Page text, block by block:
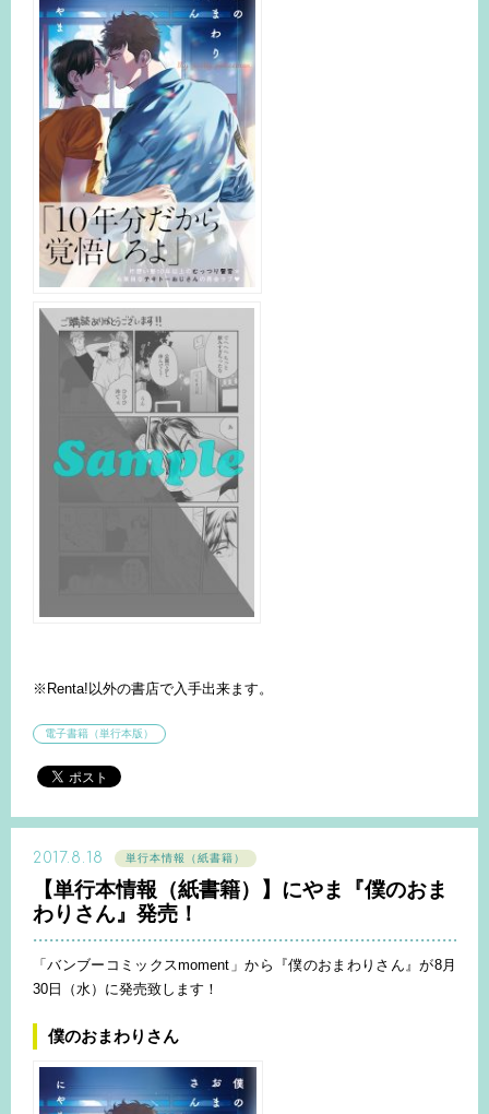
※Renta!以外の書店で入手出来ます。
電子書籍（単行本版）
2017.8.18 単行本情報（紙書籍）
【単行本情報（紙書籍）】にやま『僕のおま
わりさん』発売！
「バンブーコミックスmoment」から『僕のおまわりさん』が8月
30日（水）に発売致します！
僕のおまわりさん